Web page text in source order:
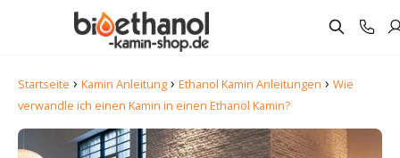
Startseite › Kamin Anleitung › Ethanol Kamin Anleitungen › Wie
verwandle ich einen Kamin in einen Ethanol Kamin?